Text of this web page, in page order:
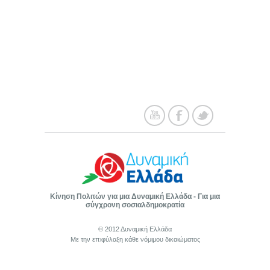
Κίνηση Πολιτών για μια Δυναμική Ελλάδα - Για μια
σύγχρονη σοσιαλδημοκρατία
© 2012 Δυναμική Ελλάδα
Με την επιφύλαξη κάθε νόμιμου δικαιώματος